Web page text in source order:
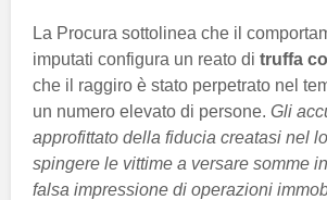
La Procura sottolinea che il
imputati configura un reato di truffa
che il raggiro è stato perpetrato nel
un numero elevato di persone. Gli
approfittato della fiducia creatasi nel
spingere le vittime a versare somme
falsa impressione di operazioni